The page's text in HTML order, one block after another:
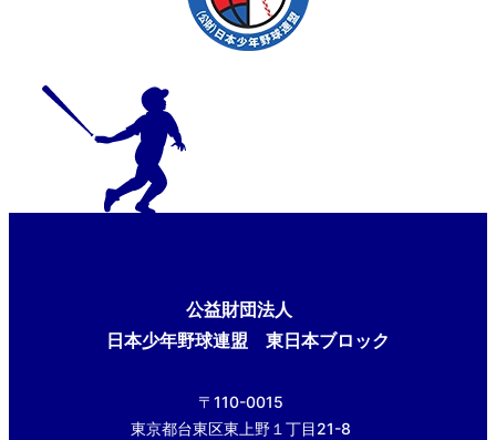
公益財団法人
日本少年野球連盟 東日本ブロック
〒110-0015
東京都台東区東上野１丁目21-8